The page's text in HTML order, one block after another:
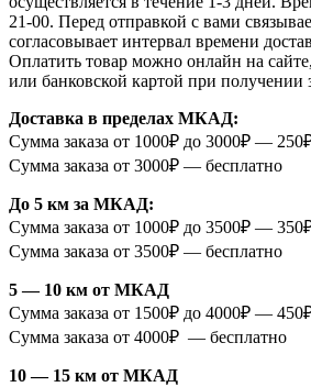
21-00. Перед отправкой с вами
согласовывает интервал времени
Оплатить товар можно онлайн на
или банковской картой при получении
Доставка в пределах МКАД:
Сумма заказа от 1000₽ до 3000₽ —
Сумма заказа от 3000₽ — бесплатно
До 5 км за МКАД:
Сумма заказа от 1000₽ до 3500₽ —
Сумма заказа от 3500₽ — бесплатно
5 — 10 км от МКАД
Сумма заказа от 1500₽ до 4000₽ —
Сумма заказа от 4000₽ — бесплатно
10 — 15 км от МКАД